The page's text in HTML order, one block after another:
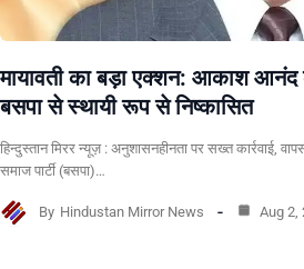
मायावती का बड़ा एक्शन: आकाश आनंद
बसपा से स्थायी रूप से निष्कासित
हिन्दुस्तान मिरर न्यूज़ : अनुशासनहीनता पर सख्त कार्रवाई,
समाज पार्टी (बसपा)…
By Hindustan Mirror News Aug 2,